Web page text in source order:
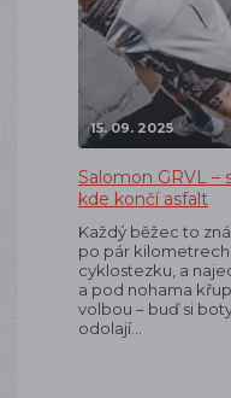
15. 09. 2025
Salomon GRVL –
kde končí asfalt
Každý běžec to
po pár
cyklostezku, a
a pod nohama
volbou – buď si
odolají…